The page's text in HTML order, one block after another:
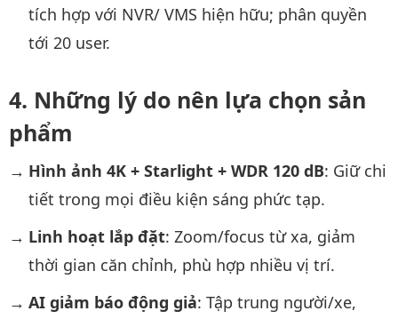
tích hợp với NVR/ VMS hiện hữu; phân quyền
tới 20 user.
Những lý do nên lựa chọn sản
phẩm
Hình ảnh 4K + Starlight + WDR 120 dB: Giữ chi
tiết trong mọi điều kiện sáng phức tạp.
Linh hoạt lắp đặt: Zoom/focus từ xa, giảm
thời gian căn chỉnh, phù hợp nhiều vị trí.
AI giảm báo động giả: Tập trung người/xe,